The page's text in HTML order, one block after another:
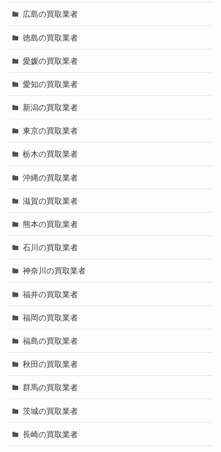
広島の買取業者
徳島の買取業者
愛媛の買取業者
愛知の買取業者
新潟の買取業者
東京の買取業者
栃木の買取業者
沖縄の買取業者
滋賀の買取業者
熊本の買取業者
石川の買取業者
神奈川の買取業者
福井の買取業者
福岡の買取業者
福島の買取業者
秋田の買取業者
群馬の買取業者
茨城の買取業者
長崎の買取業者